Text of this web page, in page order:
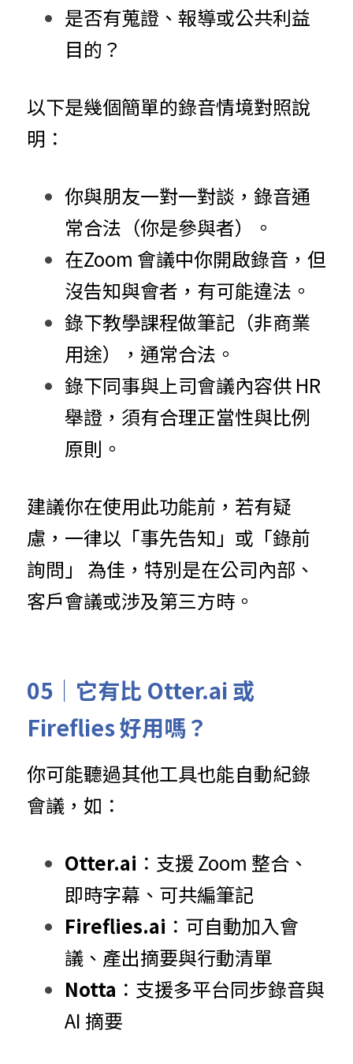
是否有蒐證、報導或公共利益
目的？
以下是幾個簡單的錄音情境對照說
明：
你與朋友一對一對談，錄音通
常合法（你是參與者）。
在Zoom 會議中你開啟錄音，但
沒告知與會者，有可能違法。
錄下教學課程做筆記（非商業
用途），通常合法。
錄下同事與上司會議內容供 HR
舉證，須有合理正當性與比例
原則。
建議你在使用此功能前，若有疑
慮，一律以「事先告知」或「錄前
詢問」 為佳，特別是在公司內部、
客戶會議或涉及第三方時。
05｜它有比 Otter.ai 或
Fireflies 好用嗎？
你可能聽過其他工具也能自動紀錄
會議，如：
Otter.ai ：支援 Zoom 整合、
即時字幕、可共編筆記
Fireflies.ai ：可自動加入會
議、產出摘要與行動清單
Notta ：支援多平台同步錄音與
AI 摘要